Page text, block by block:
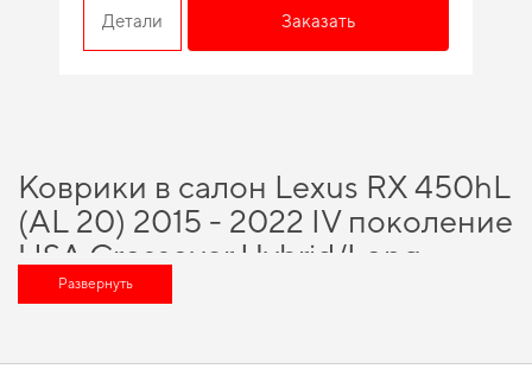
Детали Заказать
Коврики в салон Lexus RX 450hL
(AL 20) 2015 - 2022 IV поколение
USA Crossover Hybrid/Long -
качество, проверенное
Технологии и инновации, на которых построено наше производство,
Развернуть